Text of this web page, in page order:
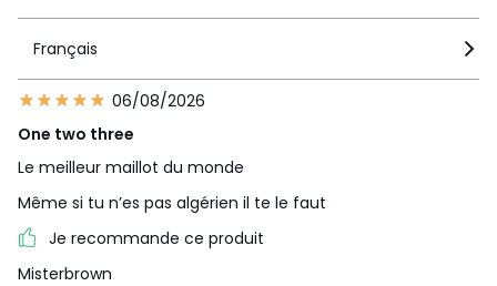
Français
06/08/2026
One two three
Le meilleur maillot du monde
Même si tu n’es pas algérien il te le faut
Je recommande ce produit
Misterbrown